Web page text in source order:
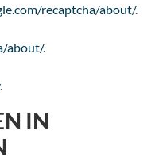
recaptcha/about/.
about/.
.
IN